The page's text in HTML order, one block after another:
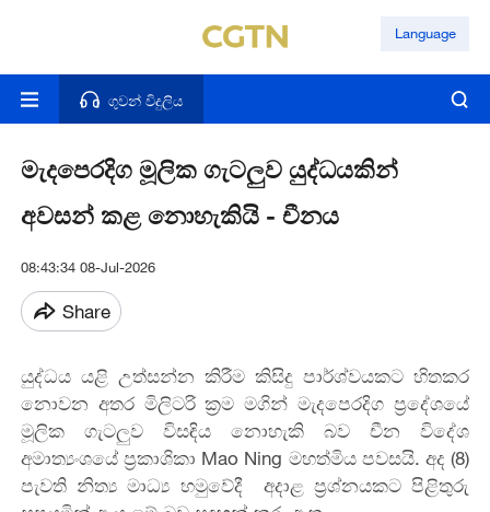
Language
ගුවන් විදුලිය
මැදපෙරදිග මූලික ගැටලුව යුද්ධයකින්
අවසන් කළ නොහැකියි - චීනය
08:43:34 08-Jul-2026
Share
යුද්ධය යළි උත්සන්න කිරීම කිසිදු පාර්ශ්වයකට හිතකර
නොවන අතර මිලිටරි ක්‍රම මගින් මැදපෙරදිග ප්‍රදේශයේ
මූලික ගැටලුව විසඳිය නොහැකි බව චීන විදේශ
අමාත්‍යංශයේ ප්‍රකාශිකා Mao Ning මහත්මිය පවසයි. අද (8)
පැවති නිත්‍ය මාධ්‍ය හමුවේදී අදාළ ප්‍රශ්නයකට පිළිතුරු